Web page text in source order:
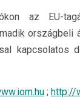
az EU-
országbeli
kapcsolatos
; http://